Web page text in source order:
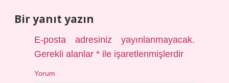
Bir yanıt yazın
E-posta adresiniz yayınlanmayacak.
Gerekli alanlar* ile işaretlenmişlerdir
Yorum